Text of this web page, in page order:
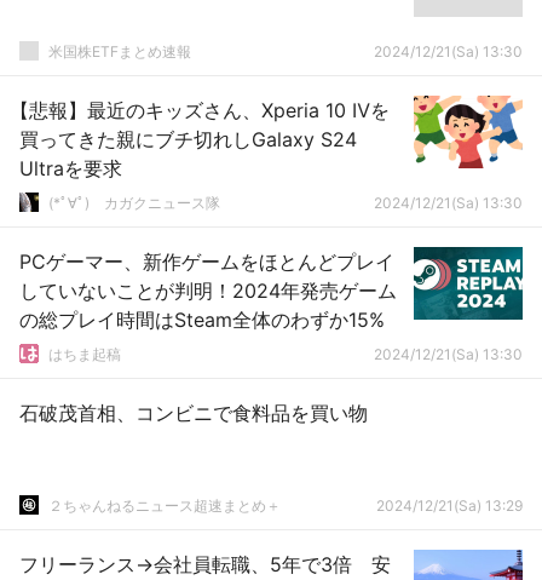
米国株ETFまとめ速報 2024/12/21(Sa) 13:30
【悲報】最近のキッズさん、Xperia 10 Ⅳを
買ってきた親にブチ切れしGalaxy S24
Ultraを要求
(*ﾟ∀ﾟ)ゞカガクニュース隊 2024/12/21(Sa) 13:30
PCゲーマー、新作ゲームをほとんどプレイ
していないことが判明！2024年発売ゲーム
の総プレイ時間はSteam全体のわずか15%
はちま起稿 2024/12/21(Sa) 13:30
石破茂首相、コンビニで食料品を買い物
２ちゃんねるニュース超速まとめ＋ 2024/12/21(Sa) 13:29
フリーランス→会社員転職、5年で3倍 安